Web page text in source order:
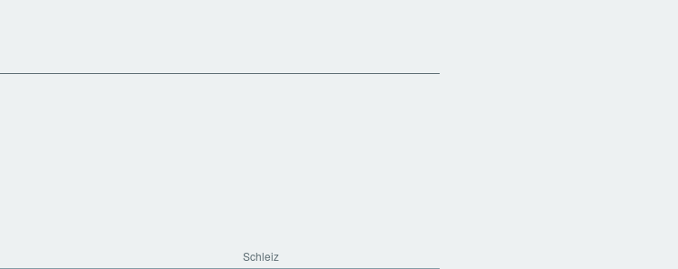
Schleiz